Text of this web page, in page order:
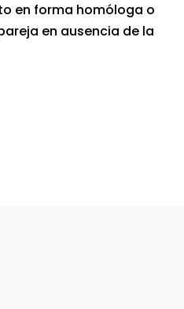
en forma homóloga o
en ausencia de la